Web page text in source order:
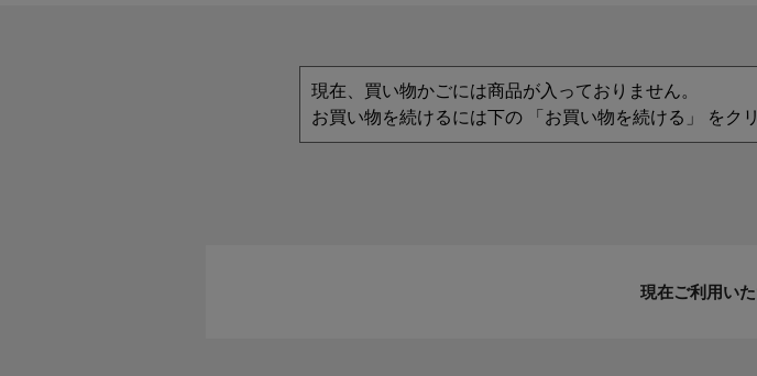
現在、買い物かごには商品が入っておりません。
お買い物を続けるには下の 「お買い物を続ける」 をク
現在ご利用い